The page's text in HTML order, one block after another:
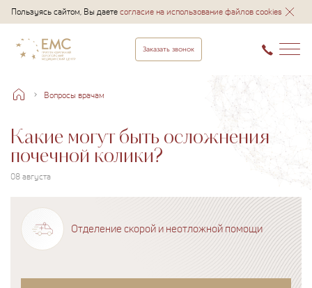
Пользуясь сайтом, Вы даетесогласие на использование файлов cookies
Заказать звонок
Вопросы врачам
Какие могут быть осложнения
почечной колики?
08 августа
Отделение скорой и неотложной помощи